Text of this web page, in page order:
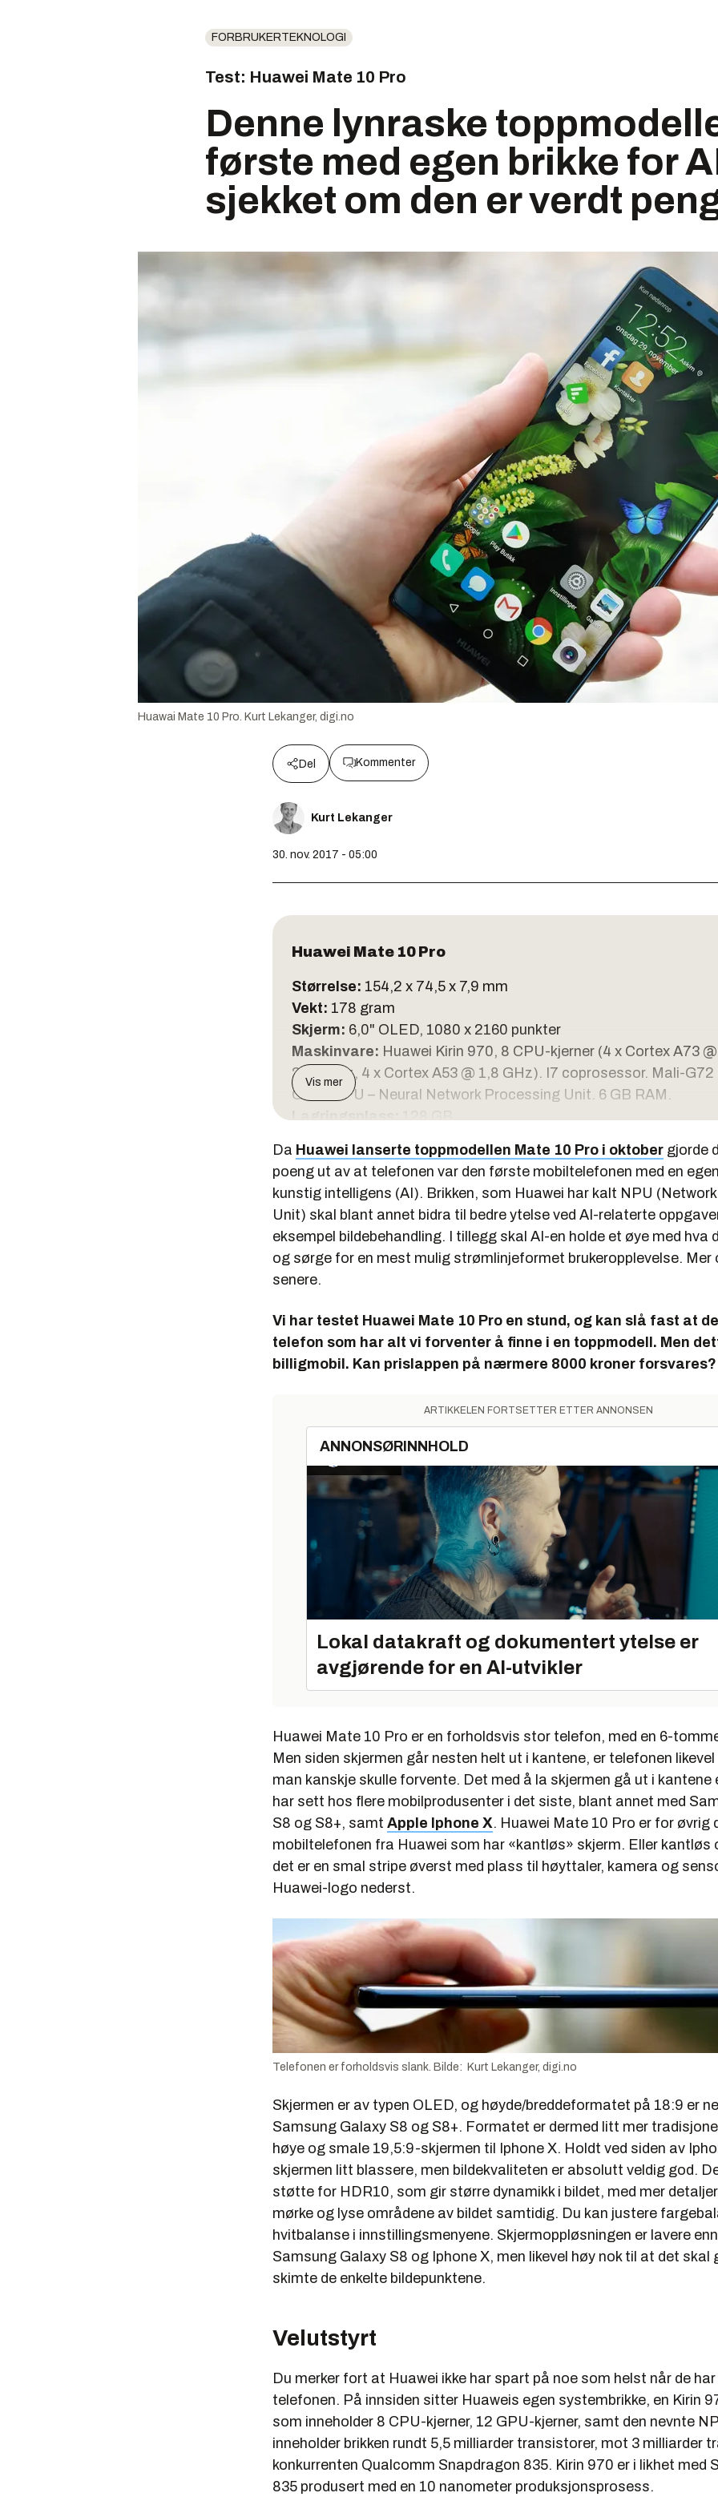
FORBRUKERTEKNOLOGI
Test: Huawei Mate 10 Pro
Denne lynraske
første med egen brikke for
sjekket om den er verdt
Huawai Mate 10 Pro. Kurt Lekanger, digi.no
Del Kommenter
Kurt Lekanger
30. nov. 2017 - 05:00
Huawei Mate 10 Pro
Størrelse: 154,2 x 74,5 x 7,9 mm
Vekt: 178 gram
Skjerm: 6,0" OLED, 1080 x 2160 punkter
Maskinvare: Huawei Kirin 970, 8 CPU-kjerner (4 x Cortex A73 @
2,36 GHz, 4 x Cortex A53 @ 1,8 GHz). I7 coprosessor. Mali-G72
GPU. NPU – Neural Network Processing Unit. 6 GB RAM.
Lagringsplass:128 GB.
RGB, f/1,6, optisk bildestabilisator, 4K video, laserfokus. 8
frontkamera.
Operativsystem:Android 8.0 Oreo med Emui 8.0
Annet:USB Type-C, dual-SIM, DisplayPort 1.2, Bluetooth 4.2,
802.11a/b/g/n/ac 2,4 og 5 GHz. NFC.
Batteri:4000 mAh
Pris:
Vis mer
Da Huawei lanserte toppmodellen Mate 10 Pro i oktober gjorde
poeng ut av at telefonen var den første mobiltelefonen med en
kunstig intelligens (AI). Brikken, som Huawei har kalt NPU
Unit) skal blant annet bidra til bedre ytelse ved AI-relaterte
eksempel bildebehandling. I tillegg skal AI-en holde et øye med hva
og sørge for en mest mulig strømlinjeformet brukeropplevelse. Mer
senere.
Vi har testet Huawei Mate 10 Pro en stund, og kan slå fast at
telefon som har alt vi forventer å finne i en toppmodell. Men
billigmobil. Kan prislappen på nærmere 8000 kroner forsvares?
ARTIKKELEN FORTSETTER ETTER ANNONSEN
ANNONSØRINNHOLD
Lokal datakraft og dokumentert ytelse er
avgjørende for en AI-utvikler
Huawei Mate 10 Pro er en forholdsvis stor telefon, med en 6-
Men siden skjermen går nesten helt ut i kantene, er telefonen likevel
man kanskje skulle forvente. Det med å la skjermen gå ut i kantene
har sett hos flere mobilprodusenter i det siste, blant annet med
S8 og S8+, samt Apple Iphone X. Huawei Mate 10 Pro er for øvrig
mobiltelefonen fra Huawei som har «kantløs» skjerm. Eller kantløs
det er en smal stripe øverst med plass til høyttaler, kamera og
Huawei-logo nederst.
Telefonen er forholdsvis slank. Bilde: Kurt Lekanger, digi.no
Skjermen er av typen OLED, og høyde/breddeformatet på 18:9 er
Samsung Galaxy S8 og S8+. Formatet er dermed litt mer
høye og smale 19,5:9-skjermen til Iphone X. Holdt ved siden av
skjermen litt blassere, men bildekvaliteten er absolutt veldig god.
støtte for HDR10, som gir større dynamikk i bildet, med mer
mørke og lyse områdene av bildet samtidig. Du kan justere
hvitbalanse i innstillingsmenyene. Skjermoppløsningen er lavere
Samsung Galaxy S8 og Iphone X, men likevel høy nok til at det skal
skimte de enkelte bildepunktene.
Velutstyrt
Du merker fort at Huawei ikke har spart på noe som helst når de
telefonen. På innsiden sitter Huaweis egen systembrikke, en Kirin
som inneholder 8 CPU-kjerner, 12 GPU-kjerner, samt den nevnte
inneholder brikken rundt 5,5 milliarder transistorer, mot 3 milliarder
konkurrenten Qualcomm Snapdragon 835. Kirin 970 er i likhet med
835 produsert med en 10 nanometer produksjonsprosess.